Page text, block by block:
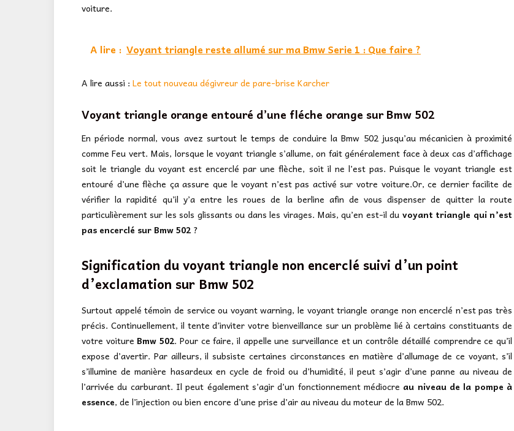
voiture.
A lire : Voyant triangle reste allumé sur ma Bmw Serie 1 : Que faire ?
A lire aussi : Le tout nouveau dégivreur de pare-brise Karcher
Voyant triangle orange entouré d’une fléche orange sur Bmw 502
En période normal, vous avez surtout le temps de conduire la Bmw 502 jusqu’au mécanicien à proximité
comme Feu vert. Mais, lorsque le voyant triangle s’allume, on fait généralement face à deux cas d’affichage
soit le triangle du voyant est encerclé par une flèche, soit il ne l’est pas. Puisque le voyant triangle est
entouré d’une flèche ça assure que le voyant n’est pas activé sur votre voiture.Or, ce dernier facilite de
vérifier la rapidité qu’il y’a entre les roues de la berline afin de vous dispenser de quitter la route
particulièrement sur les sols glissants ou dans les virages. Mais, qu’en est-il du voyant triangle qui n’est
pas encerclé sur Bmw 502 ?
Signification du voyant triangle non encerclé suivi d’un point
d’exclamation sur Bmw 502
Surtout appelé témoin de service ou voyant warning, le voyant triangle orange non encerclé n’est pas très
précis. Continuellement, il tente d’inviter votre bienveillance sur un problème lié à certains constituants de
votre voiture Bmw 502. Pour ce faire, il appelle une surveillance et un contrôle détaillé comprendre ce qu’il
expose d’avertir. Par ailleurs, il subsiste certaines circonstances en matière d’allumage de ce voyant, s’il
s’illumine de manière hasardeux en cycle de froid ou d’humidité, il peut s’agir d’une panne au niveau de
l’arrivée du carburant. Il peut également s’agir d’un fonctionnement médiocre au niveau de la pompe à
essence, de l’injection ou bien encore d’une prise d’air au niveau du moteur de la Bmw 502.